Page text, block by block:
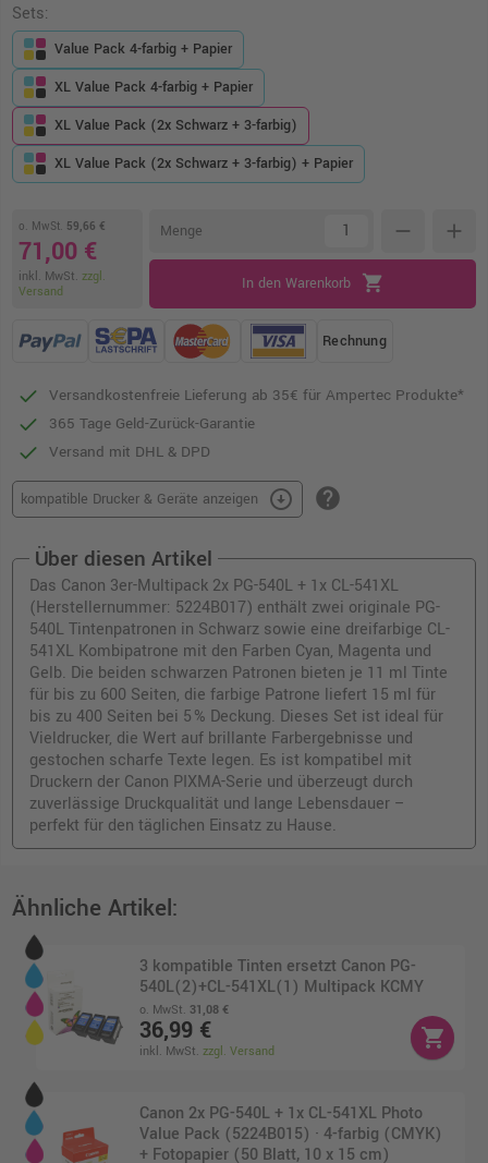
Sets:
Value Pack 4-farbig + Papier
XL Value Pack 4-farbig + Papier
XL Value Pack (2x Schwarz + 3-farbig)
XL Value Pack (2x Schwarz + 3-farbig) + Papier
o. MwSt. 59,66 €
71,00 €
inkl. MwSt. zzgl.
Versand
Menge remove add
In den Warenkorb shopping_cart
Rechnung
Versandkostenfreie Lieferung ab 35€ für Ampertec Produkte*
365 Tage Geld-Zurück-Garantie
Versand mit DHL & DPD
kompatible Drucker & Geräte anzeigen arrow_circle_down help
Über diesen Artikel
Das Canon 3er-Multipack 2x PG-540L + 1x CL-541XL
(Herstellernummer: 5224B017) enthält zwei originale PG-
540L Tintenpatronen in Schwarz sowie eine dreifarbige CL-
541XL Kombipatrone mit den Farben Cyan, Magenta und
Gelb. Die beiden schwarzen Patronen bieten je 11 ml Tinte
für bis zu 600 Seiten, die farbige Patrone liefert 15 ml für
bis zu 400 Seiten bei 5 % Deckung. Dieses Set ist ideal für
Vieldrucker, die Wert auf brillante Farbergebnisse und
gestochen scharfe Texte legen. Es ist kompatibel mit
Druckern der Canon PIXMA-Serie und überzeugt durch
zuverlässige Druckqualität und lange Lebensdauer –
perfekt für den täglichen Einsatz zu Hause.
Ähnliche Artikel:
3 kompatible Tinten ersetzt Canon PG-
540L(2)+CL-541XL(1) Multipack KCMY
o. MwSt. 31,08 €
36,99 €
inkl. MwSt.zzgl. Versand
shopping_cart
Canon 2x PG-540L + 1x CL-541XL Photo
Value Pack (5224B015) · 4-farbig (CMYK)
+ Fotopapier (50 Blatt, 10 x 15 cm)